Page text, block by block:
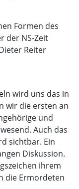
Formen des
der NS-Zeit
Reiter
wird uns das in
wir die ersten an
und
Auch das
sichtbar. Ein
Diskussion.
ihrem
die Ermordeten